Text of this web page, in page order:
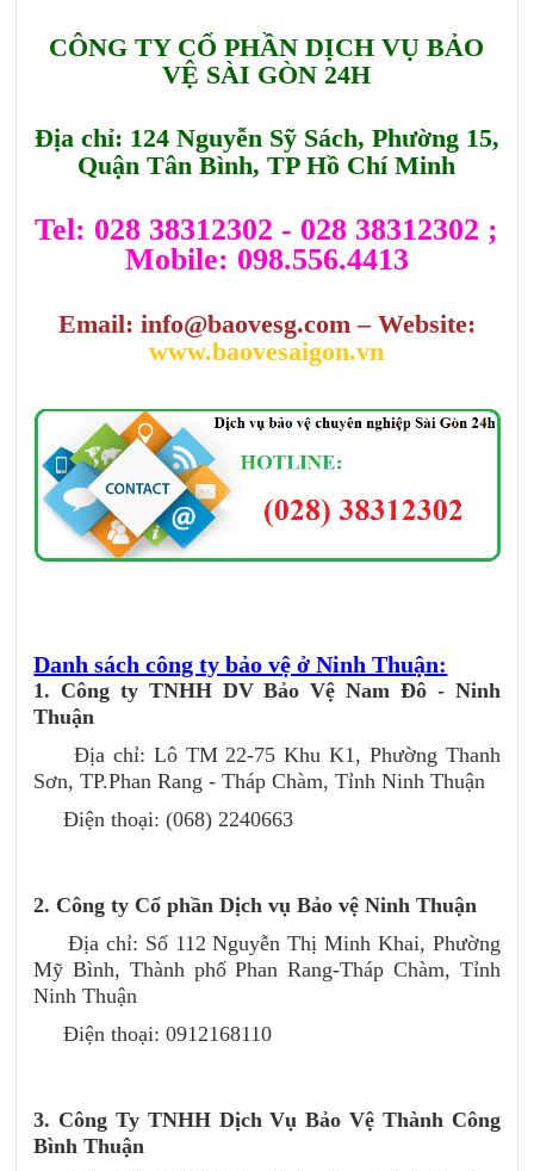
CÔNG TY CỔ PHẦN DỊCH VỤ BẢO
VỆ SÀI GÒN 24H
Địa chỉ: 124 Nguyễn Sỹ Sách, Phường 15,
Quận Tân Bình, TP Hồ Chí Minh
Tel: 028 38312302 - 028 38312302 ;
Mobile: 098.556.4413
Email: info@baovesg.com – Website:
www.baovesaigon.vn
Danh sách công ty bảo vệ ở Ninh Thuận:
1. Công ty TNHH DV Bảo Vệ Nam Đô - Ninh
Thuận
Địa chỉ: Lô TM 22-75 Khu K1, Phường Thanh
Sơn, TP.Phan Rang - Tháp Chàm, Tỉnh Ninh Thuận
Điện thoại: (068) 2240663
2. Công ty Cổ phần Dịch vụ Bảo vệ Ninh Thuận
Địa chỉ: Số 112 Nguyễn Thị Minh Khai, Phường
Mỹ Bình, Thành phố Phan Rang-Tháp Chàm, Tỉnh
Ninh Thuận
Điện thoại: 0912168110
3. Công Ty TNHH Dịch Vụ Bảo Vệ Thành Công
Bình Thuận